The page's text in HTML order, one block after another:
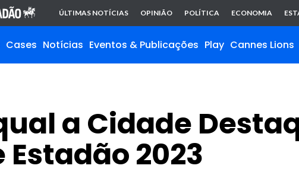
ÚLTIMAS NOTÍCIAS OPINIÃO POLÍTICA ECONOMIA
Cases Notícias Eventos & Publicações Play Cannes Lions
a Cidade
2023